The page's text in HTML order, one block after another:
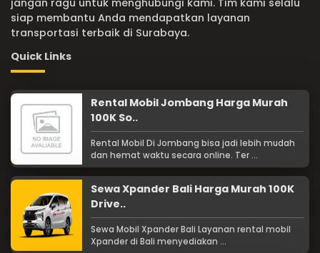
jangan ragu untuk menghubungi kami. Tim kami selalu
siap membantu Anda mendapatkan layanan
transportasi terbaik di Surabaya.
Quick Links
Rental Mobil Jombang Harga Murah
100K So..
Rental Mobil Di Jombang bisa jadi lebih mudah
dan hemat waktu secara online. Ter ...
Sewa Xpander Bali Harga Murah 100K
Drive..
Sewa Mobil Xpander Bali Layanan rental mobil
Xpander di Bali menyediakan ...